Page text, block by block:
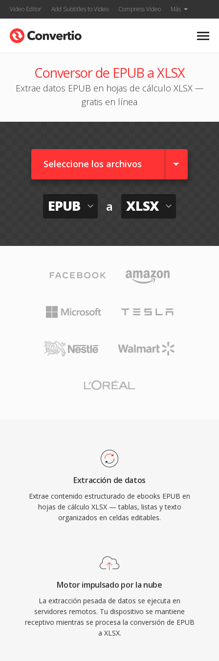
Video Editor Add Subtitles to Video Compress Video Más
Conversor de EPUB a XLSX
Extrae datos EPUB en hojas de cálculo XLSX —
gratis en línea
Seleccione los archivos
EPUB a XLSX
Extracción de datos
Extrae contenido estructurado de ebooks EPUB en
hojas de cálculo XLSX — tablas, listas y texto
organizados en celdas editables.
Motor impulsado por la nube
La extracción pesada de datos se ejecuta en
servidores remotos. Tu dispositivo se mantiene
receptivo mientras se procesa la conversión de EPUB
a XLSX.